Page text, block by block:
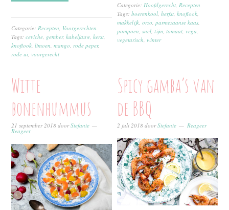
Categorie: Recepten Voorgerechten
Tags:ceviche gember,kabeljauw ,kerst
knoflook ,limoen ,mango rode peper,
rode ui voorgerecht
Categorie: Hoofdgerecht Recepten
Tags:boerenkool ,herfst ,knoflook
makkelijk ,orzo ,parmezaanse kaas
pompoen ,snel ,tijm ,tomaat vega
vegetarisch ,winter
Witte
bonenhummus
21 september 2018 doorStefanie
Reageer
Spicy gamba’s van
de BBQ
2 juli 2018 doorStefanie Reageer